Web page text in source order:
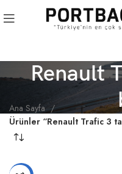
Renault
Ana Sayfa
Ürünler “Renault Trafic 3